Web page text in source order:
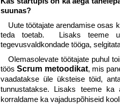
suunas?
Uute töötajate arendamise osas
teda toetab. Lisaks teeme
tegevusvaldkondade tööga,
Olemasolevate töötajate puhul
töösScrum metoodikat, mis
vaadatakse üle üksteise töid,
tunnustatakse. Lisaks teeme ka
korraldame ka vajaduspõhiseid